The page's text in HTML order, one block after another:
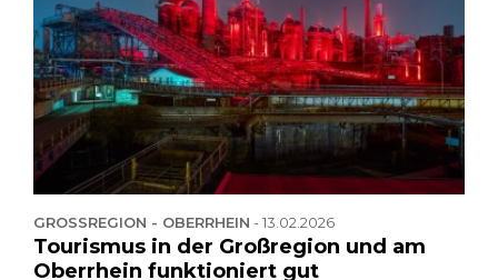
GROSSREGION - OBERRHEIN -13.02.2026
Tourismus in der Großregion und am
Oberrhein funktioniert gut